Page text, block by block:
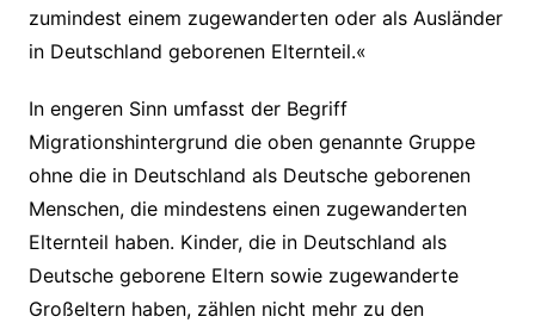
zumindest einem zugewanderten oder als Ausländer
in Deutschland geborenen Elternteil.«
In engeren Sinn umfasst der Begriff
Migrationshintergrund die oben genannte Gruppe
ohne die in Deutschland als Deutsche geborenen
Menschen, die mindestens einen zugewanderten
Elternteil haben. Kinder, die in Deutschland als
Deutsche geborene Eltern sowie zugewanderte
Großeltern haben, zählen nicht mehr zu den